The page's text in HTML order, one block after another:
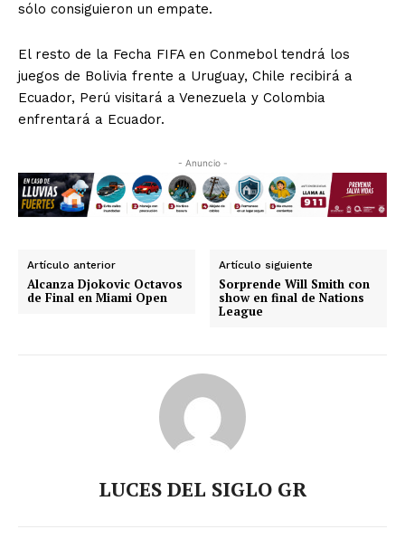
sólo consiguieron un empate.
El resto de la Fecha FIFA en Conmebol tendrá los
juegos de Bolivia frente a Uruguay, Chile recibirá a
Ecuador, Perú visitará a Venezuela y Colombia
enfrentará a Ecuador.
- Anuncio -
Artículo anterior
Alcanza Djokovic Octavos
de Final en Miami Open
Artículo siguiente
Sorprende Will Smith con
show en final de Nations
League
LUCES DEL SIGLO GR